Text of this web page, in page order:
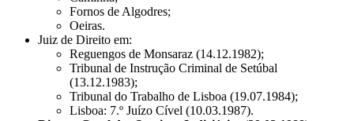
Fornos de Algodres;
Oeiras.
Juiz de Direito em:
Reguengos de Monsaraz (14.12.1982);
Tribunal de Instrução Criminal de Setúbal
(13.12.1983);
Tribunal do Trabalho de Lisboa (19.07.1984);
Lisboa: 7.º Juízo Cível (10.03.1987).